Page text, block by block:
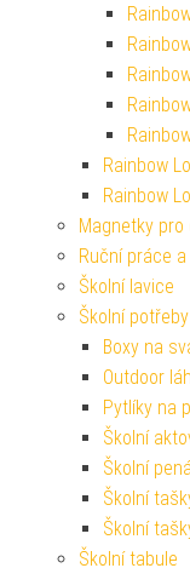
Rainbow
Rainbow
Magnetky pro
Ruční práce
Školní lavice
Školní potřeby
Boxy na
Outdoor
Pytlíky na
Školní
Školní
Školní
Školní
Školní tabule